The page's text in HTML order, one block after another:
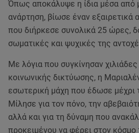
Όπως αποκάλυψε η ίδια μέσα από
ανάρτηση, βίωσε έναν εξαιρετικά
που διήρκεσε συνολικά 25 ώρες,
σωματικές και ψυχικές της
Με λόγια που συγκίνησαν
κοινωνικής δικτύωσης, η
εσωτερική μάχη που έδωσε μέχρι
Μίλησε για τον πόνο, την
αλλά και για τη δύναμη που
προκειμένου να φέρει στον κόσμο